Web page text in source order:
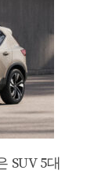
SUV 5대